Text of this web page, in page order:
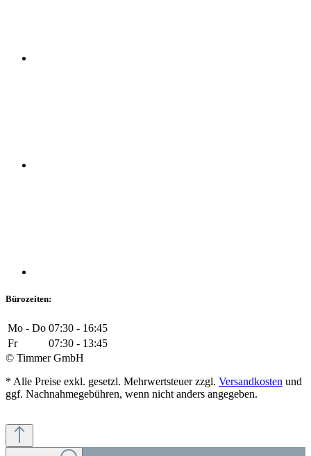
Bürozeiten:
Mo - Do 07:30 - 16:45
Fr
07:30 - 13:45
© Timmer GmbH
* Alle Preise exkl. gesetzl. Mehrwertsteuer zzgl. Versandkosten und
ggf. Nachnahmegebühren, wenn nicht anders angegeben.